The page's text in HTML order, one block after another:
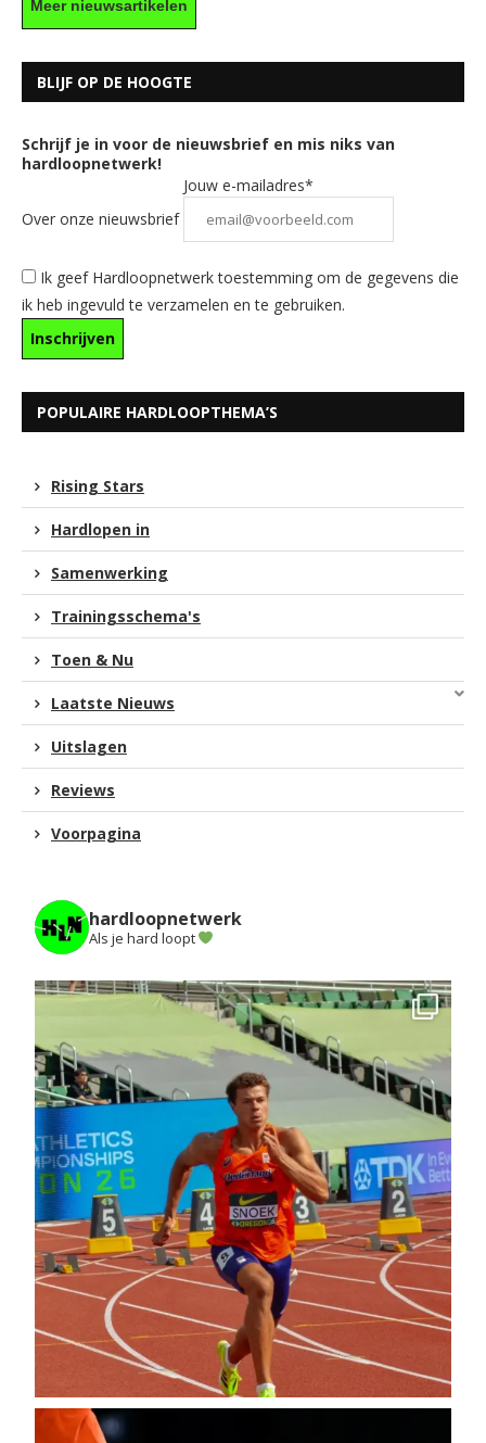
Meer nieuwsartikelen
BLIJF OP DE HOOGTE
Schrijf je in voor de nieuwsbrief en mis niks van
hardloopnetwerk!
Over onze nieuwsbrief
Jouw e-mailadres*
Ik geef Hardloopnetwerk toestemming om de gegevens die
ik heb ingevuld te verzamelen en te gebruiken.
POPULAIRE HARDLOOPTHEMA’S
Rising Stars
Hardlopen in
Samenwerking
Trainingsschema's
Toen & Nu
Laatste Nieuws
Uitslagen
Reviews
Voorpagina
hardloopnetwerk
Als je hard loopt